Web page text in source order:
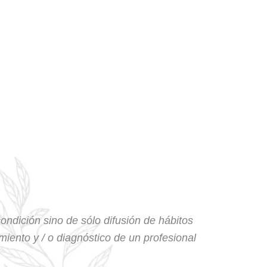
sino de sólo difusión de hábitos
y / o diagnóstico de un profesional